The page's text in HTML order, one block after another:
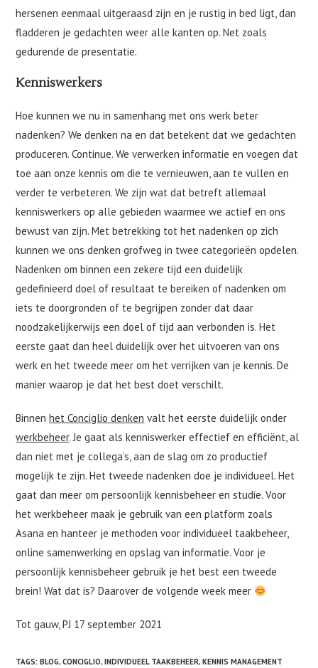
hersenen eenmaal uitgeraasd zijn en je rustig in bed ligt, dan
fladderen je gedachten weer alle kanten op. Net zoals
gedurende de presentatie.
Kenniswerkers
Hoe kunnen we nu in samenhang met ons werk beter
nadenken? We denken na en dat betekent dat we gedachten
produceren. Continue. We verwerken informatie en voegen dat
toe aan onze kennis om die te vernieuwen, aan te vullen en
verder te verbeteren. We zijn wat dat betreft allemaal
kenniswerkers op alle gebieden waarmee we actief en ons
bewust van zijn. Met betrekking tot het nadenken op zich
kunnen we ons denken grofweg in twee categorieën opdelen.
Nadenken om binnen een zekere tijd een duidelijk
gedefinieerd doel of resultaat te bereiken of nadenken om
iets te doorgronden of te begrijpen zonder dat daar
noodzakelijkerwijs een doel of tijd aan verbonden is. Het
eerste gaat dan heel duidelijk over het uitvoeren van ons
werk en het tweede meer om het verrijken van je kennis. De
manier waarop je dat het best doet verschilt.
Binnenhet Conciglio denken valt het eerste duidelijk onder
werkbeheer. Je gaat als kenniswerker effectief en efficiënt, al
dan niet met je collega’s, aan de slag om zo productief
mogelijk te zijn. Het tweede nadenken doe je individueel. Het
gaat dan meer om persoonlijk kennisbeheer en studie. Voor
het werkbeheer maak je gebruik van een platform zoals
Asana en hanteer je methoden voor individueel taakbeheer,
online samenwerking en opslag van informatie. Voor je
persoonlijk kennisbeheer gebruik je het best een tweede
brein! Wat dat is? Daarover de volgende week meer
Tot gauw, PJ 17 september 2021
TAGS:BLOG, CONCIGLIO, INDIVIDUEEL TAAKBEHEER, KENNIS MANAGEMENT